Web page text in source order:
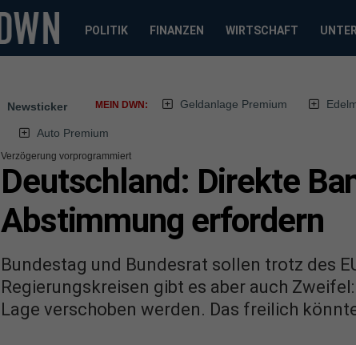
POLITIK FINANZEN WIRTSCHAFT
Newsticker MEIN DWN: Geldanlage Premium
Auto Premium
Verzögerung vorprogrammiert
Deutschland: Direkte
Abstimmung erfordern
Bundestag und Bundesrat sollen trotz des
Regierungskreisen gibt es aber auch
Lage verschoben werden. Das freilich